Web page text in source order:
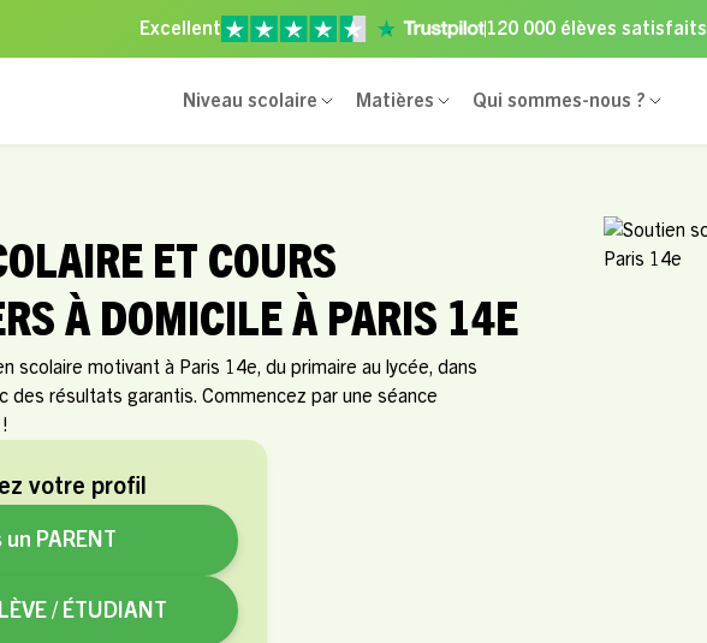
Excellent 120 000 élèves satisfaits
Niveau scolaire Matières Qui sommes-nous ?
ET COURS
À DOMICILE À PARIS 14E
scolaire motivant à Paris 14e, du primaire au lycée, dans
des résultats garantis. Commencez par une séance
votre profil
un PARENT
/ ÉTUDIANT